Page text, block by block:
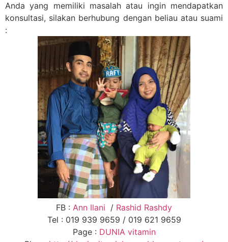
Anda yang memiliki masalah atau ingin mendapatkan
konsultasi, silakan berhubung dengan beliau atau suami
:
FB : Ann Ilani / Rashid Rashdy
Tel : 019 939 9659 / 019 621 9659
Page : DUNIA vitamin